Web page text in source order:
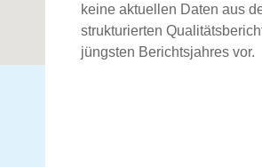
keine aktuellen Daten aus
strukturierten
jüngsten Berichtsjahres vor.